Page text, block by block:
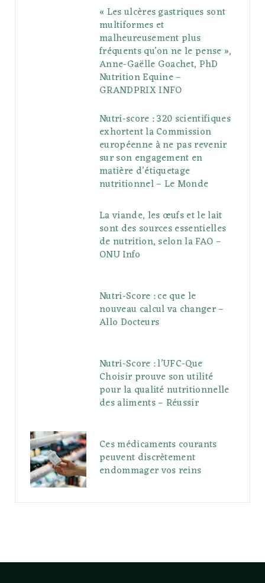
« Les ulcères gastriques sont
multiformes et
malheureusement plus
fréquents qu’on ne le pense »,
Anne-Gaëlle Goachet, PhD
Nutrition Equine –
GRANDPRIX INFO
Nutri-score : 320 scientifiques
exhortent la Commission
européenne à ne pas revenir
sur son engagement en
matière d’étiquetage
nutritionnel – Le Monde
La viande, les œufs et le lait
sont des sources essentielles
de nutrition, selon la FAO –
ONU Info
Nutri-Score : ce que le
nouveau calcul va changer –
Allo Docteurs
Nutri-Score : l’UFC-Que
Choisir prouve son utilité
pour la qualité nutritionnelle
des aliments – Réussir
Ces médicaments courants
peuvent discrètement
endommager vos reins